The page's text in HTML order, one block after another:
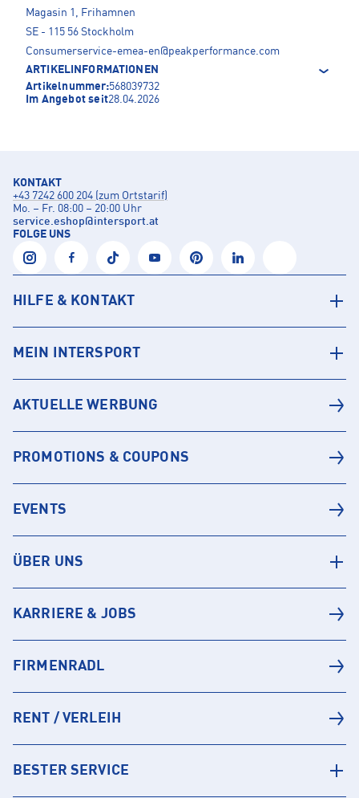
Magasin 1, Frihamnen
SE - 115 56 Stockholm
Consumerservice-emea-en@peakperformance.com
ARTIKELINFORMATIONEN
Artikelnummer:568039732
Im Angebot seit28.04.2026
KONTAKT
+43 7242 600 204 (zum Ortstarif)
Mo. – Fr. 08:00 – 20:00 Uhr
service.eshop@intersport.at
FOLGE UNS
HILFE & KONTAKT
MEIN INTERSPORT
AKTUELLE WERBUNG
PROMOTIONS & COUPONS
EVENTS
ÜBER UNS
KARRIERE & JOBS
FIRMENRADL
RENT / VERLEIH
BESTER SERVICE